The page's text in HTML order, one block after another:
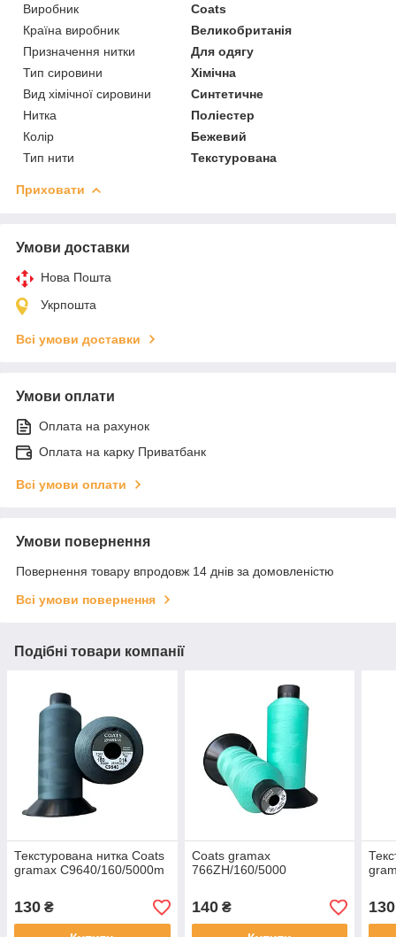
Виробник
Coats
Країна виробник
Великобританія
Призначення нитки
Для одягу
Тип сировини
Хімічна
Вид хімічної сировини
Синтетичне
Нитка
Поліестер
Колір
Бежевий
Тип нити
Текстурована
Приховати
Умови доставки
Нова Пошта
Укрпошта
Всі умови доставки
Умови оплати
Оплата на рахунок
Оплата на карку Приватбанк
Всі умови оплати
Умови повернення
Повернення товару впродовж 14 днів за домовленістю
Всі умови повернення
Подібні товари компанії
Текстурована нитка Coats
gramax C9640/160/5000m
130 ₴
Coats gramax
766ZH/160/5000
140₴ 130